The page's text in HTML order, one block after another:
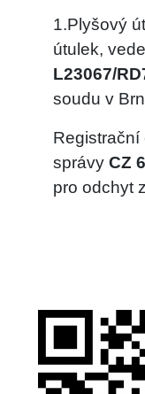
1.Plyšový
útulek,
L23067/
soudu v
správy CZ
pro odchyt